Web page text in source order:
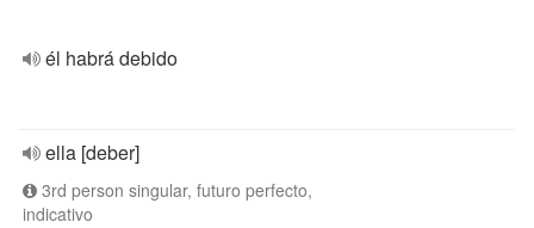
él habrá debido
ella [deber]
3rd person singular, futuro perfecto,
indicativo